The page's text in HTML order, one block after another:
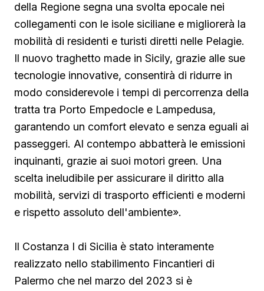
della Regione segna una svolta epocale nei
collegamenti con le isole siciliane e migliorerà la
mobilità di residenti e turisti diretti nelle Pelagie.
Il nuovo traghetto made in Sicily, grazie alle sue
tecnologie innovative, consentirà di ridurre in
modo considerevole i tempi di percorrenza della
tratta tra Porto Empedocle e Lampedusa,
garantendo un comfort elevato e senza eguali ai
passeggeri. Al contempo abbatterà le emissioni
inquinanti, grazie ai suoi motori green. Una
scelta ineludibile per assicurare il diritto alla
mobilità, servizi di trasporto efficienti e moderni
e rispetto assoluto dell'ambiente».
Il Costanza I di Sicilia è stato interamente
realizzato nello stabilimento Fincantieri di
Palermo che nel marzo del 2023 si è